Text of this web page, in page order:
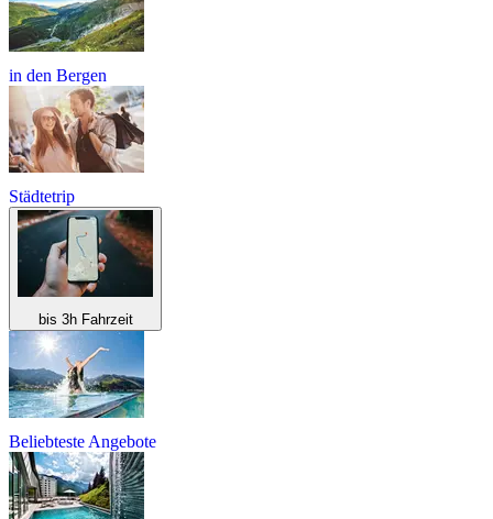
in den Bergen
Städtetrip
bis 3h Fahrzeit
Beliebteste Angebote